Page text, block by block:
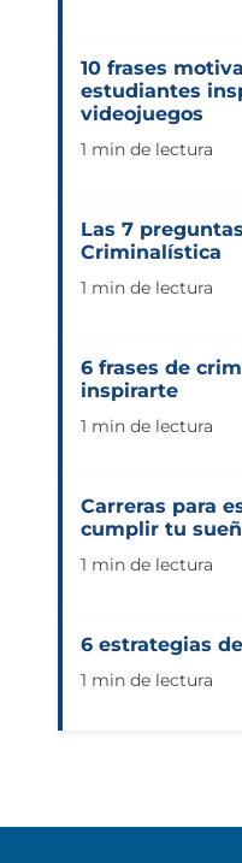
10 frases
estudiantes
videojuegos
1 min de lectura
Las 7
Criminalística
1 min de lectura
6 frases de
inspirarte
1 min de lectura
Carreras para
cumplir tu
1 min de lectura
6 estrategias
1 min de lectura